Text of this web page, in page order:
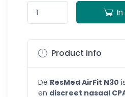
Product info
De ResMed AirFit N30
en discreet nasaal